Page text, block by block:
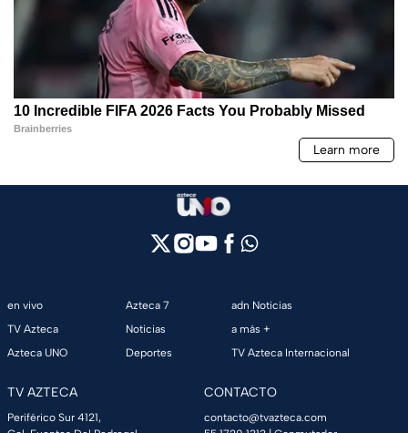
en vivo
TV Azteca
Azteca UNO
Azteca 7
Noticias
Deportes
adn Noticias
a más +
TV Azteca Internacional
TV AZTECA
Periférico Sur 4121,
CONTACTO
contacto@tvazteca.com